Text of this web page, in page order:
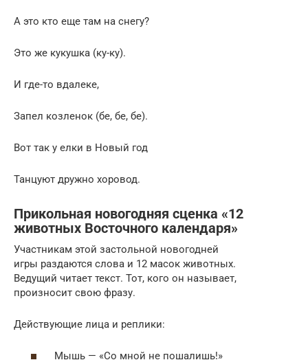
А это кто еще там на снегу?
Это же кукушка (ку-ку).
И где-то вдалеке,
Запел козленок (бе, бе, бе).
Вот так у елки в Новый год
Танцуют дружно хоровод.
Прикольная новогодняя сценка «12
животных Восточного календаря»
Участникам этой застольной новогодней
игры раздаются слова и 12 масок животных.
Ведущий читает текст. Тот, кого он называет,
произносит свою фразу.
Действующие лица и реплики:
Мышь — «Со мной не пошалишь!»